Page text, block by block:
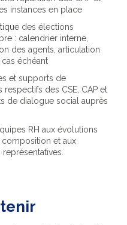
instances en place
des élections
: calendrier interne,
des agents, articulation
échéant
et supports de
des CSE, CAP et
de dialogue social auprès
RH aux évolutions
composition et aux